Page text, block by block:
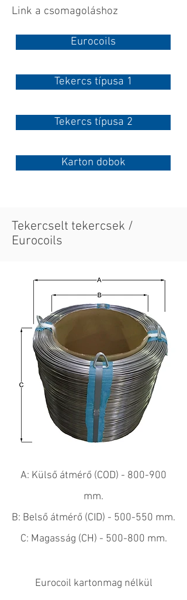
Link a csomagoláshoz
Eurocoils
Tekercs típusa 1
Tekercs típusa 2
Karton dobok
Tekercselt tekercsek /
Eurocoils
A: Külső átmérő (COD) - 800-900
mm.
B: Belső átmérő (CID) - 500-550 mm.
C: Magasság (CH) - 500-800 mm.
Eurocoil kartonmag nélkül